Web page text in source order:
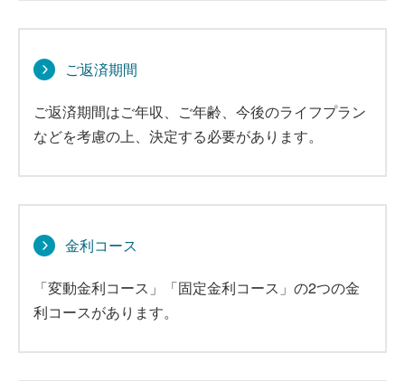
ご返済期間
ご返済期間はご年収、ご年齢、今後のライフプラン
などを考慮の上、決定する必要があります。
金利コース
「変動金利コース」「固定金利コース」の2つの金
利コースがあります。